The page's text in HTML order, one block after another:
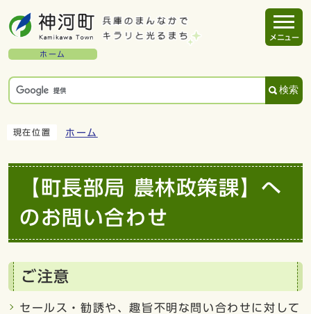
ホーム
検索
メニュー
現在位置 ホーム
【町長部局 農林政策課】へ
のお問い合わせ
ご注意
セールス・勧誘や、趣旨不明な問い合わせに対して